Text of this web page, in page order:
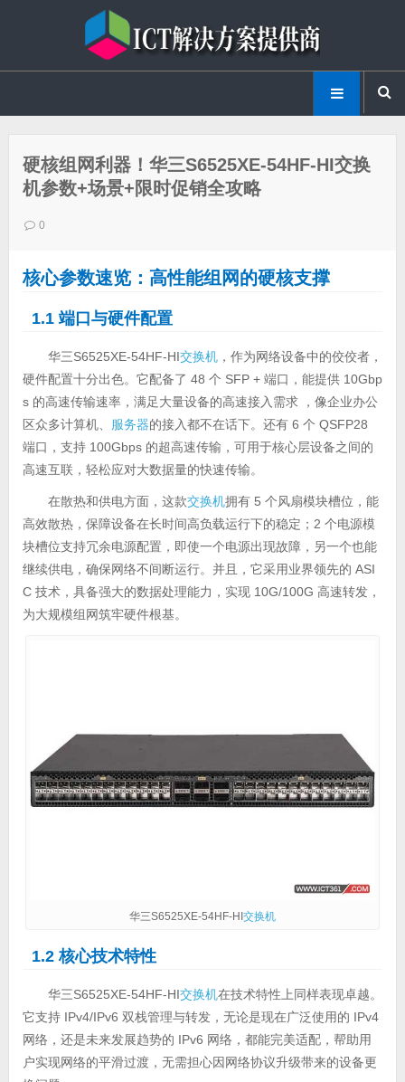
硬核组网利器！华三S6525XE-54HF-HI交换
机参数+场景+限时促销全攻略
0
核心参数速览：高性能组网的硬核支撑
1.1 端口与硬件配置
华三S6525XE-54HF-HI交换机，作为网络设备中的佼佼者，
硬件配置十分出色。它配备了 48 个 SFP + 端口，能提供 10Gbp
s 的高速传输速率，满足大量设备的高速接入需求 ，像企业办公
区众多计算机、 服务器的接入都不在话下。还有 6 个 QSFP28
端口，支持 100Gbps 的超高速传输，可用于核心层设备之间的
高速互联，轻松应对大数据量的快速传输。
在散热和供电方面，这款交换机拥有 5 个风扇模块槽位，能
高效散热，保障设备在长时间高负载运行下的稳定；2 个电源模
块槽位支持冗余电源配置，即使一个电源出现故障，另一个也能
继续供电，确保网络不间断运行。并且，它采用业界领先的 ASI
C 技术，具备强大的数据处理能力，实现 10G/100G 高速转发，
为大规模组网筑牢硬件根基。
华三S6525XE-54HF-HI交换机
1.2 核心技术特性
华三S6525XE-54HF-HI交换机在技术特性上同样表现卓越。
它支持 IPv4/IPv6 双栈管理与转发，无论是现在广泛使用的 IPv4
网络，还是未来发展趋势的 IPv6 网络，都能完美适配，帮助用
户实现网络的平滑过渡，无需担心因网络协议升级带来的设备更